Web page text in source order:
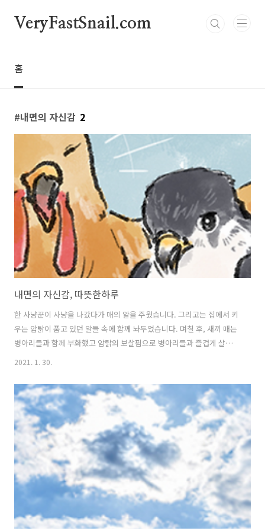
VeryFastSnail.com
홈
내면의 자신감 2
내면의 자신감, 따뜻한하루
한 사냥꾼이 사냥을 나갔다가 매의 알을 주웠습니다. 그리고는 집에서 키
우는 암탉이 품고 있던 알들 속에 함께 놔두었습니다. 며칠 후, 새끼 매는
병아리들과 함께 부화했고 암탉의 보살핌으로 병아리들과 즐겁게 살았
습니다. 새끼 매는 다른 병아리들과 같은 습성을 익히며 쭉 살아갔지만,
저렇게 하늘을 멋지게 날아보고 싶다!” 하지만, 암탉은 새끼 매가 그렇게
말할 때마다 조용하게 타일렀습니다. “아가, 넌 병아리야 저렇게 날고 싶
어도 날 수가 없단다.” 결국 새끼 매는 자신이 날지 못한다는 걸 믿게 됐
고, 그 후로 하늘을 높이 나는 매를 볼 때마다 자신을 다독였습니다. “그
래 나는 평범한 병아리일 뿐이야. 저렇게 높이 날 수 없어!” 아이들..
2021. 1. 30.